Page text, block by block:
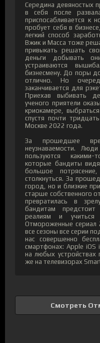
Середина девяностых
в себя после
приспосабливается к
пробует себя в
легкий способ
Вжик и Масса тоже
привыкать решать
деньги добывать
устраиваются
бизнесмену. До поры
отлично. Но
заканчивается для
Приехав выбивать
ученого приятели
криокамере,
спустя почти
Москве 2022 года.
За прошедшее
неузнаваемости.
пользуются
которые бандиты
большое
столкнуться. За
город, но и близкие
старше собственного
превратилась в
бандитам
реалиям и учиться
Отмороженные сериал
все сезоны все серии
нас совершенно
смартфонах: Apple iOS
на любых устройствах
же на телевизорах
Смотреть